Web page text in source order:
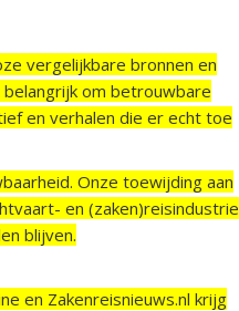
vergelijkbare bronnen en
om betrouwbare
en verhalen die er echt toe
Onze toewijding aan
en (zaken)reisindustrie
blijven.
en Zakenreisnieuws.nl krijg